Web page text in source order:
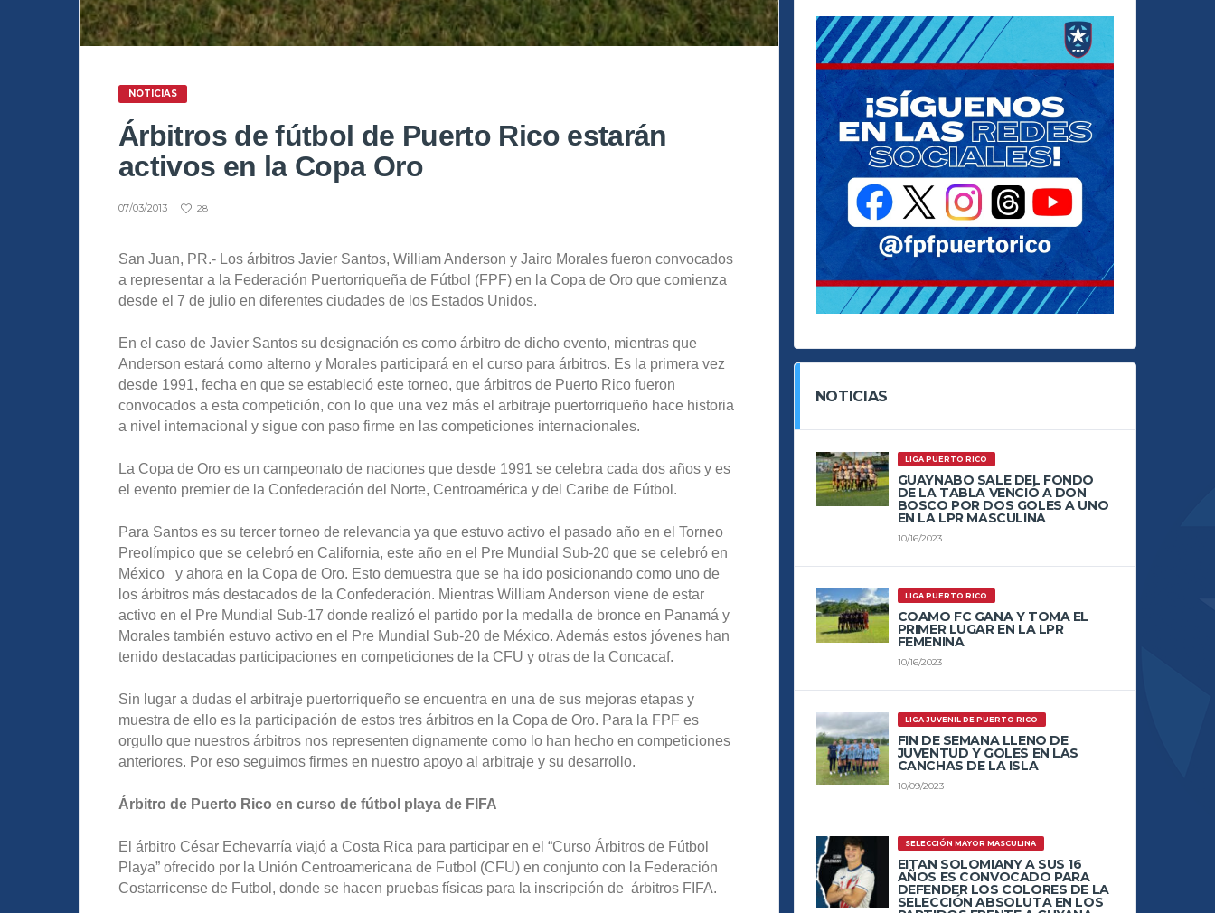
NOTICIAS
Árbitros de fútbol de Puerto Rico estarán
activos en la Copa Oro
07/03/2013 28
San Juan, PR.- Los árbitros Javier Santos, William Anderson y Jairo Morales fueron convocados
a representar a la Federación Puertorriqueña de Fútbol (FPF) en la Copa de Oro que comienza
desde el 7 de julio en diferentes ciudades de los Estados Unidos.
En el caso de Javier Santos su designación es como árbitro de dicho evento, mientras que
Anderson estará como alterno y Morales participará en el curso para árbitros. Es la primera vez
desde 1991, fecha en que se estableció este torneo, que árbitros de Puerto Rico fueron
convocados a esta competición, con lo que una vez más el arbitraje puertorriqueño hace historia
a nivel internacional y sigue con paso firme en las competiciones internacionales.
La Copa de Oro es un campeonato de naciones que desde 1991 se celebra cada dos años y es
el evento premier de la Confederación del Norte, Centroamérica y del Caribe de Fútbol.
Para Santos es su tercer torneo de relevancia ya que estuvo activo el pasado año en el Torneo
Preolímpico que se celebró en California, este año en el Pre Mundial Sub-20 que se celebró en
México y ahora en la Copa de Oro. Esto demuestra que se ha ido posicionando como uno de
los árbitros más destacados de la Confederación. Mientras William Anderson viene de estar
activo en el Pre Mundial Sub-17 donde realizó el partido por la medalla de bronce en Panamá y
Morales también estuvo activo en el Pre Mundial Sub-20 de México. Además estos jóvenes han
tenido destacadas participaciones en competiciones de la CFU y otras de la Concacaf.
Sin lugar a dudas el arbitraje puertorriqueño se encuentra en una de sus mejoras etapas y
muestra de ello es la participación de estos tres árbitros en la Copa de Oro. Para la FPF es
orgullo que nuestros árbitros nos representen dignamente como lo han hecho en competiciones
anteriores. Por eso seguimos firmes en nuestro apoyo al arbitraje y su desarrollo.
Árbitro de Puerto Rico en curso de fútbol playa de FIFA
El árbitro César Echevarría viajó a Costa Rica para participar en el “Curso Árbitros de Fútbol
Playa” ofrecido por la Unión Centroamericana de Futbol (CFU) en conjunto con la Federación
Costarricense de Futbol, donde se hacen pruebas físicas para la inscripción de árbitros FIFA.
NOTICIAS
LIGA PUERTO RICO
GUAYNABO SALE DEL FONDO
DE LA TABLA VENCIÓ A DON
BOSCO POR DOS GOLES A UNO
EN LA LPR MASCULINA
10/16/2023
LIGA PUERTO RICO
COAMO FC GANA Y TOMA EL
PRIMER LUGAR EN LA LPR
FEMENINA
10/16/2023
LIGA JUVENIL DE PUERTO RICO
FIN DE SEMANA LLENO DE
JUVENTUD Y GOLES EN LAS
CANCHAS DE LA ISLA
10/09/2023
SELECCIÓN MAYOR MASCULINA
EITAN SOLOMIANY A SUS 16
AÑOS ES CONVOCADO PARA
DEFENDER LOS COLORES DE LA
SELECCIÓN ABSOLUTA EN LOS